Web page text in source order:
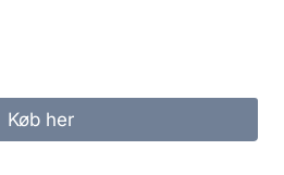
Køb her